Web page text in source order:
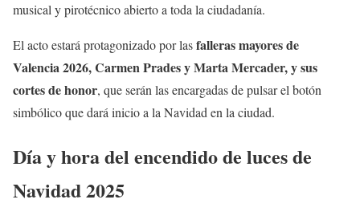
musical y pirotécnico abierto a toda la ciudadanía.
El acto estará protagonizado por lasfalleras mayores de
Valencia 2026, Carmen Prades y Marta Mercader, y sus
cortes de honor, que serán las encargadas de pulsar el botón
simbólico que dará inicio a la Navidad en la ciudad.
Día y hora del encendido de luces de
Navidad 2025